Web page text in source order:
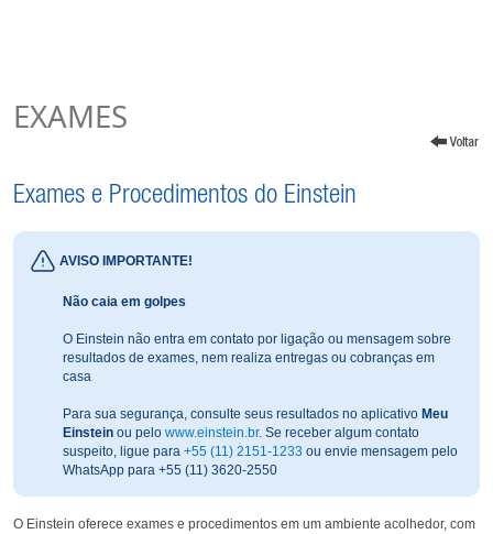
EXAMES
Exames e Procedimentos do Einstein
AVISO IMPORTANTE!
Não caia em golpes
O Einstein não entra em contato por ligação ou mensagem sobre
resultados de exames, nem realiza entregas ou cobranças em
casa
Para sua segurança, consulte seus resultados no aplicativo Meu
Einstein ou pelo www.einstein.br. Se receber algum contato
suspeito, ligue para +55 (11) 2151-1233 ou envie mensagem pelo
WhatsApp para +55 (11) 3620-2550
O Einstein oferece exames e procedimentos em um ambiente acolhedor, com